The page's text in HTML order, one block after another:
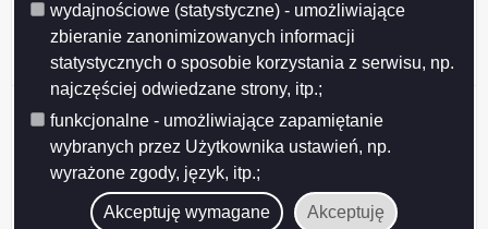
wydajnościowe (statystyczne) - umożliwiające
zbieranie zanonimizowanych informacji
statystycznych o sposobie korzystania z serwisu, np.
najczęściej odwiedzane strony, itp.;
funkcjonalne - umożliwiające zapamiętanie
wybranych przez Użytkownika ustawień, np.
wyrażone zgody, język, itp.;
Akceptuję wymagane Akceptuję
instalacji fotowoltaicznej wraz z niezbędną
infrastrukturą na terenie istniejącego Oddziału Fabryk
Mebli FORTE S.
Obwieszczenie Prezydenta Miasta Suwałk o
wszczęciu postępowania w sprawie wydania decyzji o
środowiskowych uwarunkowaniach dla
przedsięwzięcia polegającego na budowie instalacji
fotowoltaicznej wraz z niezbędną infrastrukturą przy
Fabryce Płyty Wiórowej T